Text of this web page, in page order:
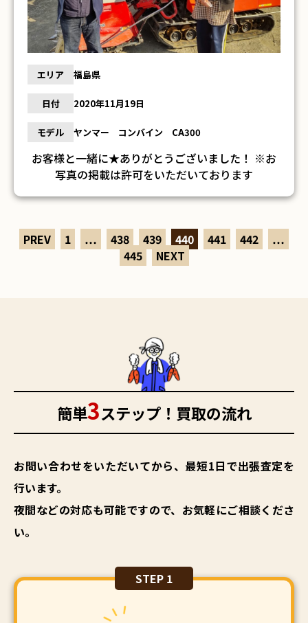
エリア 福島県
日付 2020年11月19日
モデル ヤンマー コンバイン CA300
お客様と一緒に★ありがとうございました！ ※お
写真の掲載は許可をいただいております
PREV 1 … 438 439 440 441 442
…
445
NEXT
簡単3ステップ！買取の流れ
お問い合わせをいただいてから、最短1日で出張査定を
行います。
夜間などの対応も可能ですので、お気軽にご相談くださ
い。
STEP 1